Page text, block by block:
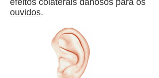
efeitos colaterais danosos para os
ouvidos.